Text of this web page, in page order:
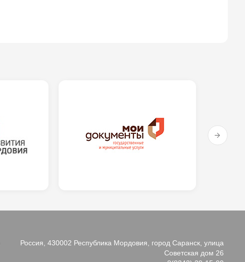
Россия, 430002 Республика Мордовия, город Саранск, улица
Советская дом 26